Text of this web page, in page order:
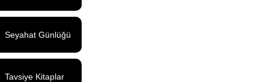
Seyahat Günlüğü
Tavsiye Kitaplar